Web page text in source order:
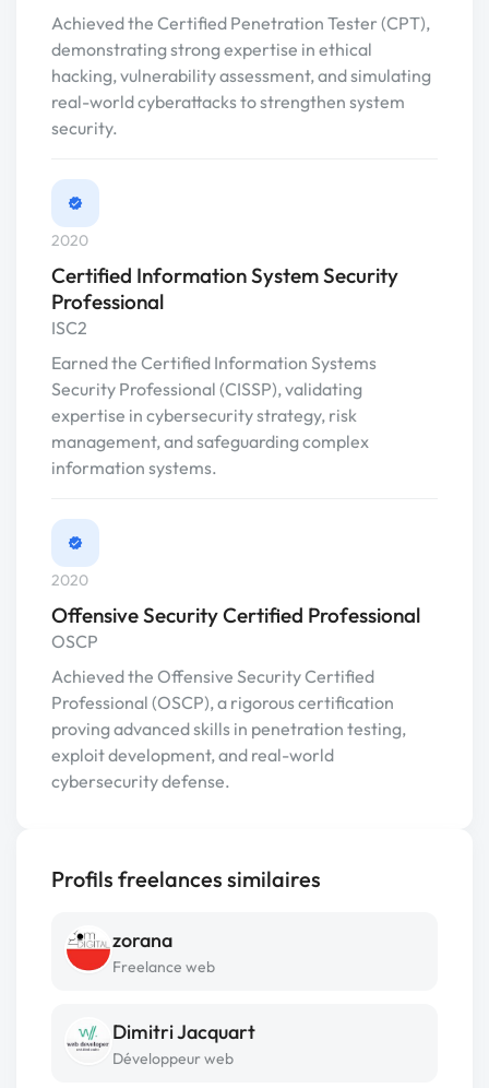
Achieved the Certified Penetration Tester (CPT),
demonstrating strong expertise in ethical
hacking, vulnerability assessment, and simulating
real-world cyberattacks to strengthen system
security.
2020
Certified Information System Security
Professional
ISC2
Earned the Certified Information Systems
Security Professional (CISSP), validating
expertise in cybersecurity strategy, risk
management, and safeguarding complex
information systems.
2020
Offensive Security Certified Professional
OSCP
Achieved the Offensive Security Certified
Professional (OSCP), a rigorous certification
proving advanced skills in penetration testing,
exploit development, and real-world
cybersecurity defense.
Profils freelances similaires
zorana
Freelance web
Dimitri Jacquart
Développeur web